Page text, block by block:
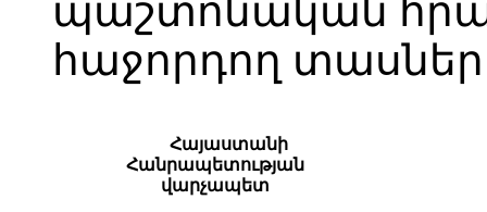
պաշտոնական
հաջորդող
Հայաստանի
Հանրապետության
վարչապետ